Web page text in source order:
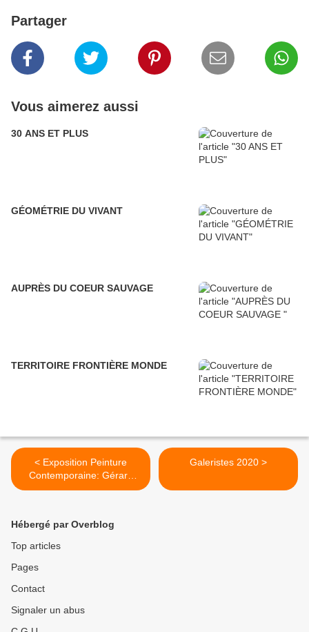
Partager
Vous aimerez aussi
30 ANS ET PLUS
GÉOMÉTRIE DU VIVANT
AUPRÈS DU COEUR SAUVAGE
TERRITOIRE FRONTIÈRE MONDE
< Exposition Peinture
Contemporaine: Gérard
TISSERAND «VIVE LES
Galeristes 2020 >
Hébergé par Overblog
Top articles
Pages
Contact
Signaler un abus